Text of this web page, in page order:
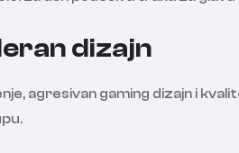
dizajn
agresivan gaming dizajn i